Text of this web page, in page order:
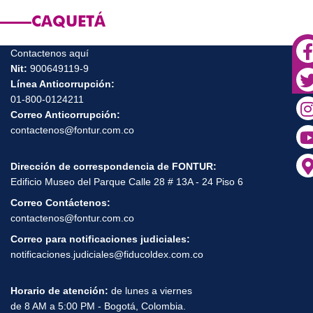
CAQUETÁ
Contactenos aquí
Nit: 900649119-9
Línea Anticorrupción:
01-800-0124211
Correo Anticorrupción:
contactenos@fontur.com.co
Dirección de correspondencia de FONTUR:
Edificio Museo del Parque Calle 28 # 13A - 24 Piso 6
Correo Contáctenos:
contactenos@fontur.com.co
Correo para notificaciones judiciales:
notificaciones.judiciales@fiducoldex.com.co
Horario de atención: de lunes a viernes
de 8 AM a 5:00 PM - Bogotá, Colombia.